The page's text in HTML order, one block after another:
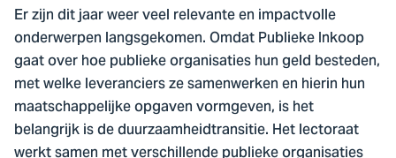
Er zijn dit jaar weer veel relevante en impactvolle
onderwerpen langsgekomen. Omdat Publieke Inkoop
gaat over hoe publieke organisaties hun geld besteden,
met welke leveranciers ze samenwerken en hierin hun
maatschappelijke opgaven vormgeven, is het
belangrijk is de duurzaamheidtransitie. Het lectoraat